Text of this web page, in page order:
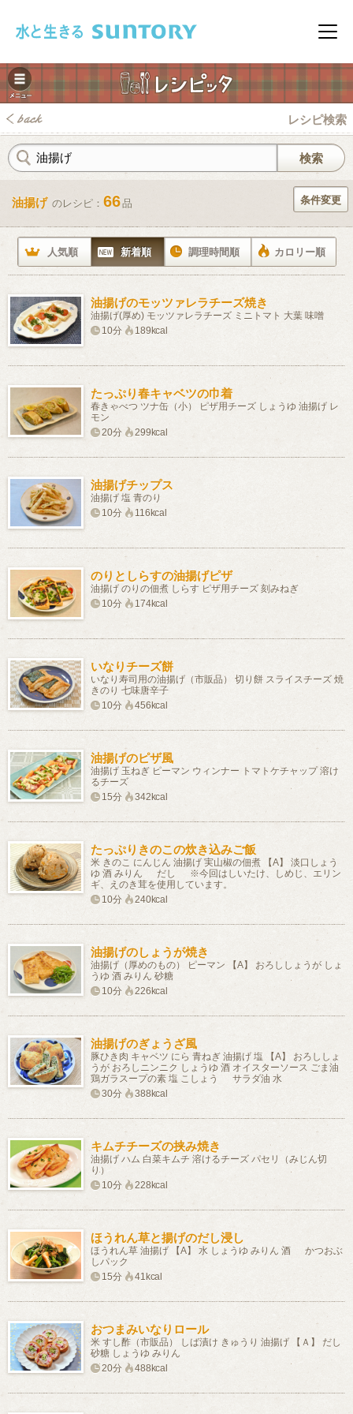
メニ
レシピ検索
油揚げ のレシピ： 66品 条件変更
人気順 新着順 調理時間順 カロリー順
油揚げのモッツァレラチーズ焼き
油揚げ(厚め) モッツァレラチーズ ミニトマト 大葉 味噌
10分
189kcal
たっぷり春キャベツの巾着
春きゃべつ ツナ缶（小） ピザ用チーズ しょうゆ 油揚げ レ
モン
20分
299kcal
油揚げチップス
油揚げ 塩 青のり
10分
116kcal
のりとしらすの油揚げピザ
油揚げ のりの佃煮 しらす ピザ用チーズ 刻みねぎ
10分
174kcal
いなりチーズ餅
いなり寿司用の油揚げ（市販品） 切り餅 スライスチーズ 焼
きのり 七味唐辛子
10分
456kcal
油揚げのピザ風
油揚げ 玉ねぎ ピーマン ウィンナー トマトケチャップ 溶け
るチーズ
15分
342kcal
たっぷりきのこの炊き込みご飯
米 きのこ にんじん 油揚げ 実山椒の佃煮 【A】 淡口しょう
ゆ 酒 みりん だし ※今回はしいたけ、しめじ、エリン
ギ、えのき茸を使用しています。
10分
240kcal
油揚げのしょうが焼き
油揚げ（厚めのもの） ピーマン 【A】 おろししょうが しょ
うゆ 酒 みりん 砂糖
10分
226kcal
油揚げのぎょうざ風
豚ひき肉 キャベツ にら 青ねぎ 油揚げ 塩 【A】 おろししょ
うが おろしニンニク しょうゆ 酒 オイスターソース ごま油
鶏ガラスープの素 塩 こしょう サラダ油 水
30分
388kcal
キムチチーズの挟み焼き
油揚げ ハム 白菜キムチ 溶けるチーズ パセリ（みじん切
り）
10分
228kcal
ほうれん草と揚げのだし浸し
ほうれん草 油揚げ 【A】 水 しょうゆ みりん 酒 かつおぶ
しパック
15分
41kcal
おつまみいなりロール
米 すし酢（市販品） しば漬け きゅうり 油揚げ 【Ａ】 だし
砂糖 しょうゆ みりん
20分
488kcal